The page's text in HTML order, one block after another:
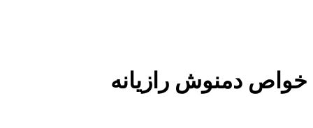
خواص دمنوش رازیانه